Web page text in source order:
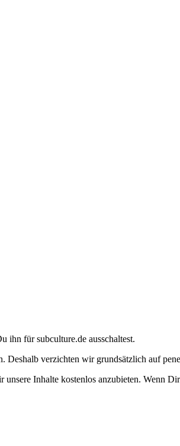
ihn für subculture.de ausschaltest.
verzichten wir grundsätzlich auf
Inhalte kostenlos anzubieten. Wenn